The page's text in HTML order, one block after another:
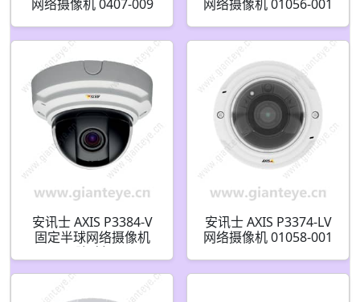
网络摄像机 0407-009
网络摄像机 01056-001
安讯士 AXIS P3384-V
固定半球网络摄像机
1.3MP 防破坏 0511-
安讯士 AXIS P3374-LV
网络摄像机 01058-001